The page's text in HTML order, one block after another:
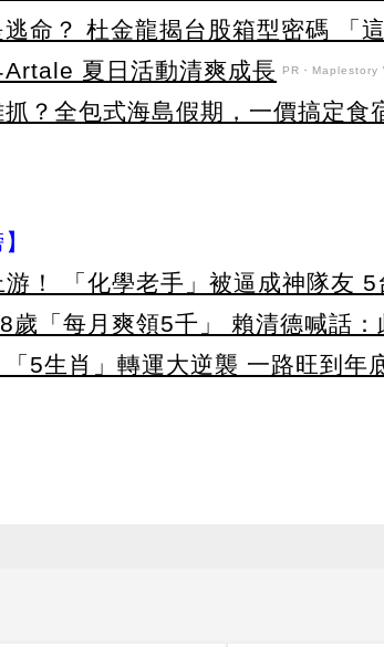
命？ 杜金龍揭台股箱型密碼 「
夏日活動清爽成長
PR・Maplestory
？全包式海島假期，一價搞定食
！ 「化學老手」被逼成神隊友 5
歲「每月爽領5千」 賴清德喊話：
5生肖」轉運大逆襲 一路旺到年